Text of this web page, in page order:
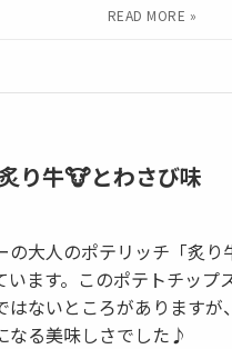
り牛🐮とわさび味
大人のポテリッチ「炙
ます。このポテトチッ
ないところがあります
なる美味しさでした♪